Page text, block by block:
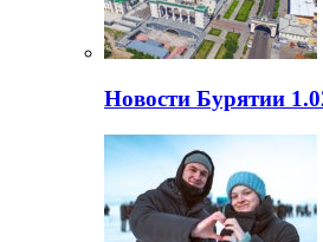
Новости Бурятии